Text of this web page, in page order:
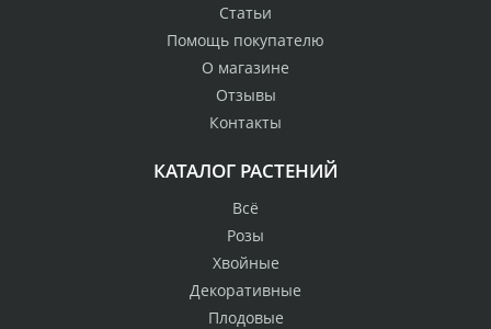
Статьи
Помощь покупателю
О магазине
Отзывы
Контакты
КАТАЛОГ РАСТЕНИЙ
Всё
Розы
Хвойные
Декоративные
Плодовые